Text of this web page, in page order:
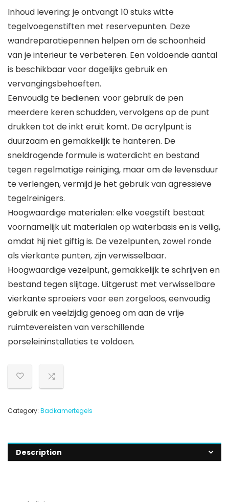
Inhoud levering: je ontvangt 10 stuks witte
tegelvoegenstiften met reservepunten. Deze
wandreparatiepennen helpen om de schoonheid
van je interieur te verbeteren. Een voldoende aantal
is beschikbaar voor dagelijks gebruik en
vervangingsbehoeften.
Eenvoudig te bedienen: voor gebruik de pen
meerdere keren schudden, vervolgens op de punt
drukken tot de inkt eruit komt. De acrylpunt is
duurzaam en gemakkelijk te hanteren. De
sneldrogende formule is waterdicht en bestand
tegen regelmatige reiniging, maar om de levensduur
te verlengen, vermijd je het gebruik van agressieve
tegelreinigers.
Hoogwaardige materialen: elke voegstift bestaat
voornamelijk uit materialen op waterbasis en is veilig,
omdat hij niet giftig is. De vezelpunten, zowel ronde
als vierkante punten, zijn verwisselbaar.
Hoogwaardige vezelpunt, gemakkelijk te schrijven en
bestand tegen slijtage. Uitgerust met verwisselbare
vierkante sproeiers voor een zorgeloos, eenvoudig
gebruik en veelzijdig genoeg om aan de vrije
ruimtevereisten van verschillende
porseleininstallaties te voldoen.
Category: Badkamertegels
Description